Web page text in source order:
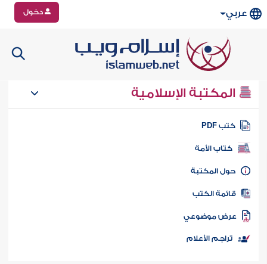
عربي دخول
المكتبة الإسلامية
كتب PDF
كتاب الأمة
المكتبة
الكتب
موضوعي